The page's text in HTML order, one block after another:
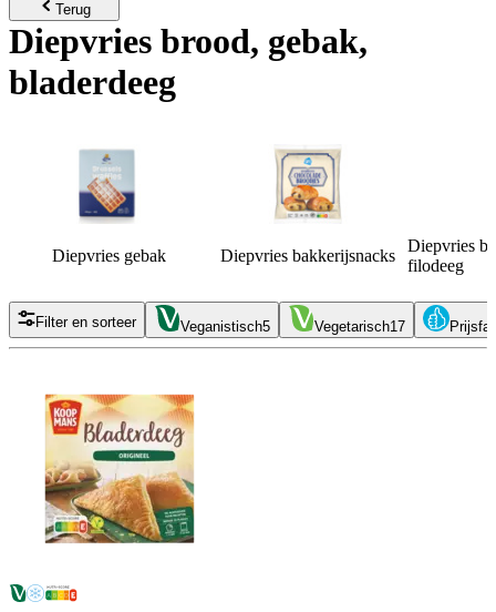
Terug
Diepvries brood, gebak,
bladerdeeg
Diepvries gebak Diepvries bakkerijsnacks
Diepvries
filodeeg
Filter en sorteer Veganistisch5 Vegetarisch17